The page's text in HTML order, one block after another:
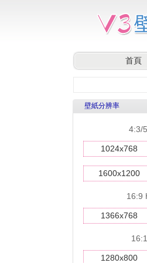
首頁
壁紙分辨率
4:3/
1024x768
1600x1200
16:9
1366x768
1280x800